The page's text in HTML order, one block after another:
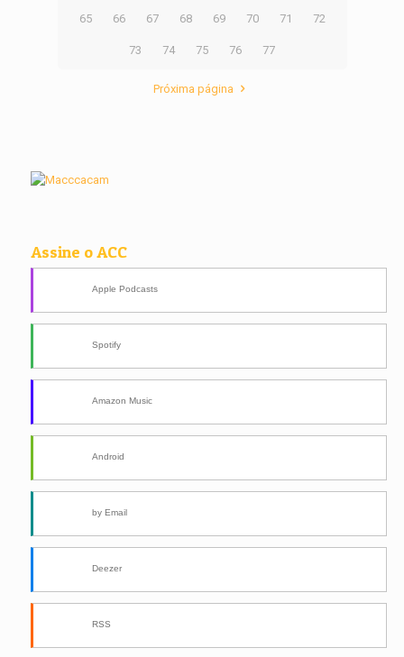
65 66 67 68 69 70 71 72
73 74 75 76 77
Próxima página
Assine o ACC
Apple Podcasts
Spotify
Amazon Music
Android
by Email
Deezer
RSS